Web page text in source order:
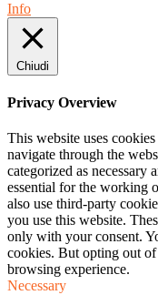
Info
Chiudi
Privacy Overview
This website uses
navigate through the
categorized as necessary
essential for the working
also use third-party
you use this website.
only with your consent.
cookies. But opting out
browsing experience.
Necessary